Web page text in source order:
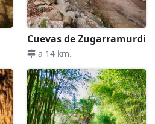
Cuevas de Zugarramurdi
a 14 km.